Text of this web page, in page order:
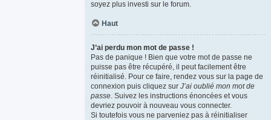
soyez plus investi sur le forum.
Haut
J’ai perdu mon mot de passe !
Pas de panique ! Bien que votre mot de passe ne
puisse pas être récupéré, il peut facilement être
réinitialisé. Pour ce faire, rendez vous sur la page de
connexion puis cliquez sur J’ai oublié mon mot de
passe. Suivez les instructions énoncées et vous
devriez pouvoir à nouveau vous connecter.
Si toutefois vous ne parveniez pas à réinitialiser